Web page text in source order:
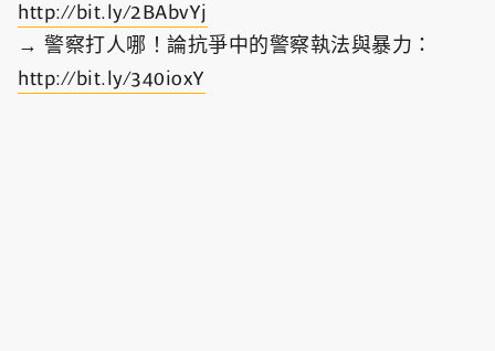
http://bit.ly/2BAbvYj
→ 警察打人哪！論抗爭中的警察執法與暴力：
http://bit.ly/340ioxY